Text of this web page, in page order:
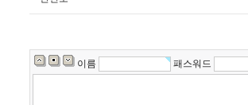
이름 패스워드